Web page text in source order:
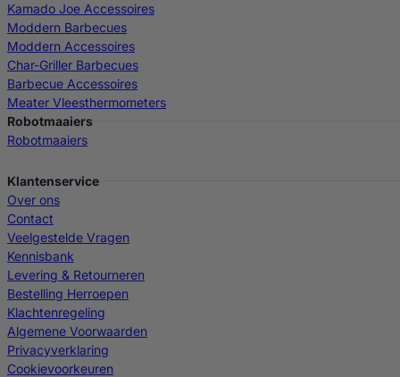
Kamado Joe Accessoires
Moddern Barbecues
Moddern Accessoires
Char-Griller Barbecues
Barbecue Accessoires
Meater Vleesthermometers
Robotmaaiers
Robotmaaiers
Klantenservice
Over ons
Contact
Veelgestelde Vragen
Kennisbank
Levering & Retourneren
Bestelling Herroepen
Klachtenregeling
Algemene Voorwaarden
Privacyverklaring
Cookievoorkeuren